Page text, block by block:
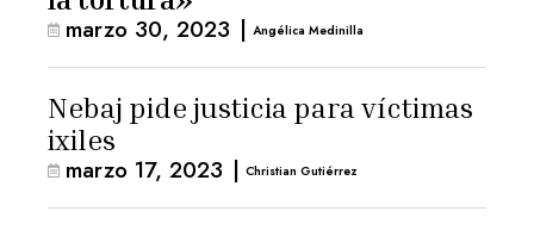
marzo 30, 2023 | Angélica Medinilla
Nebaj pide justicia para víctimas
ixiles
marzo 17, 2023 | Christian Gutiérrez